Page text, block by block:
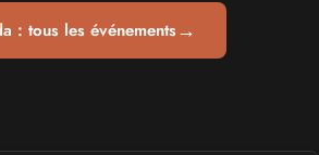
: tous les événements→